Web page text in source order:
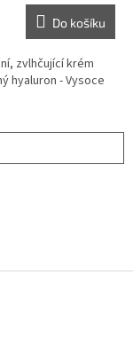
Do košíku
zvlhčující krém
hyaluron - Vysoce